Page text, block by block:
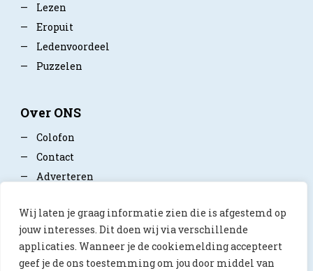
Wij laten je graag informatie zien die is afgestemd op
jouw interesses. Dit doen wij via verschillende
applicaties. Wanneer je de cookiemelding accepteert
geef je de ons toestemming om jou door middel van
—
Lezen
—
Eropuit
—
Ledenvoordeel
—
Puzzelen
Over ONS
—
Colofon
—
Contact
—
Adverteren
—Privacy policy